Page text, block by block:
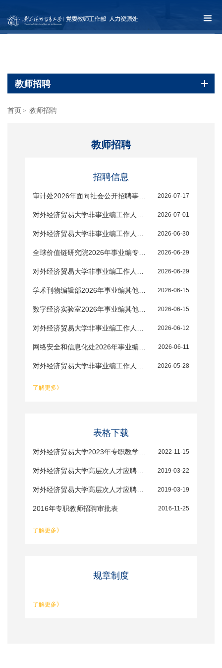
教师招聘
首页 > 教师招聘
教师招聘
招聘信息
2026-07-17
审计处2026年面向社会公开招聘事业编其他专技人员（工程技术）补充公告
2026-07-01
对外经济贸易大学非事业编工作人员招聘公告
2026-06-30
对外经济贸易大学非事业编工作人员招聘公告
2026-06-29
全球价值链研究院2026年事业编专职教学科研人员招聘补充公告
2026-06-29
对外经济贸易大学非事业编工作人员招聘公告
2026-06-15
学术刊物编辑部2026年事业编其他专技岗位（出版专业）招聘补充公告
2026-06-15
数字经济实验室2026年事业编其他专技岗位（工程技术专业）招聘补充公告
2026-06-12
对外经济贸易大学非事业编工作人员招聘公告
2026-06-11
网络安全和信息化处2026年事业编其他专技岗位（工程技术专业）招聘补充公告
2026-05-28
对外经济贸易大学非事业编工作人员招聘公告
了解更多》
表格下载
2022-11-15
对外经济贸易大学2023年专职教学科研人员、师资博士后应聘人员专家推荐信模板
2019-03-22
对外经济贸易大学高层次人才应聘申请表
2019-03-19
对外经济贸易大学高层次人才应聘申请表
2016-11-25
2016年专职教师招聘审批表
了解更多》
规章制度
了解更多》